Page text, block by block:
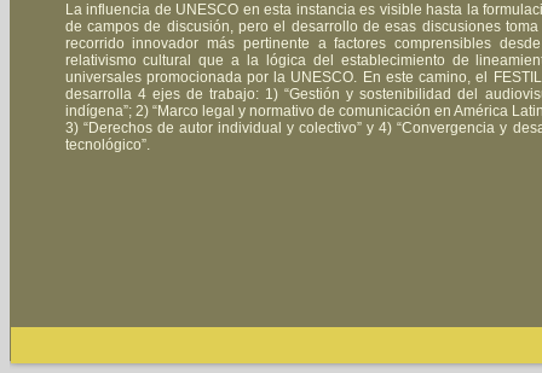
La influencia de UNESCO en esta instancia es visible hasta la
de campos de discusión, pero el desarrollo de esas discusiones
recorrido innovador más pertinente a factores comprensibles
relativismo cultural que a la lógica del establecimiento de
universales promocionada por la UNESCO. En este camino, el
desarrolla 4 ejes de trabajo: 1) “Gestión y sostenibilidad del
indígena”; 2) “Marco legal y normativo de comunicación en América
3) “Derechos de autor individual y colectivo” y 4) “Convergencia y
tecnológico”.